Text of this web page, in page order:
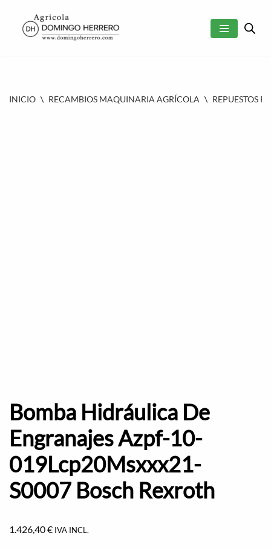
SALTAR
INICIO \ RECAMBIOS MAQUINARIA AGRÍCOLA \ REPUESTOS
Bomba Hidráulica De
Engranajes Azpf-10-
019Lcp20Msxxx21-
S0007 Bosch Rexroth
1.426,40€ IVA INCL.